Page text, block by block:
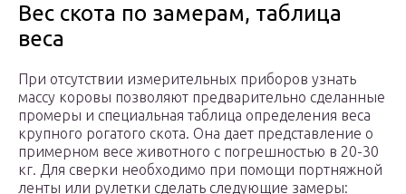
Вес скота по замерам, таблица
веса
При отсутствии измерительных приборов узнать
массу коровы позволяют предварительно сделанные
промеры и специальная таблица определения веса
крупного рогатого скота. Она дает представление о
примерном весе животного с погрешностью в 20-30
кг. Для сверки необходимо при помощи портняжной
ленты или рулетки сделать следующие замеры: